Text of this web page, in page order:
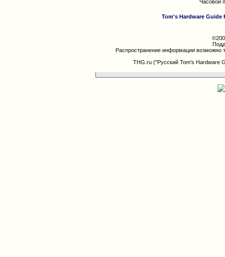
Часовой
Tom's Hardware Guide
Распространение информации возможно
THG.ru ("Русский Tom's Hardware